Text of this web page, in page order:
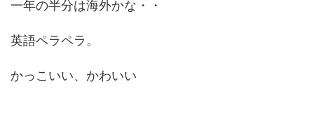
一年の半分は海外かな・・
英語ペラペラ。
かっこいい、かわいい